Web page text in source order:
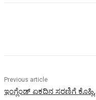
Previous article
ಇಂಗ್ಲೆಂಡ್ ಏಕದಿನ ಸರಣಿಗೆ